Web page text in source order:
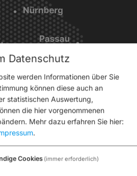
Datenschutz
werden Informationen über Sie
können diese auch an
statistischen Auswertung,
die hier vorgenommenen
Mehr dazu erfahren Sie hier:
.
Cookies (immer erforderlich)